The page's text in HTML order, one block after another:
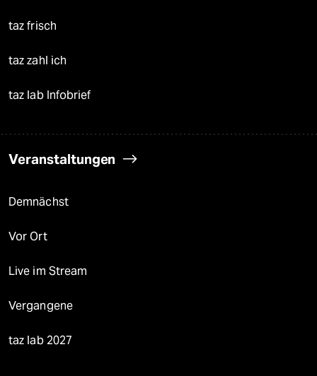
taz frisch
taz zahl ich
taz lab Infobrief
Veranstaltungen
Demnächst
Vor Ort
Live im Stream
Vergangene
taz lab 2027